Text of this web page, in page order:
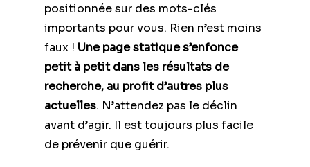
positionnée sur des mots-clés
importants pour vous. Rien n’est moins
faux ! Une page statique s’enfonce
petit à petit dans les résultats de
recherche, au profit d’autres plus
actuelles. N’attendez pas le déclin
avant d’agir. Il est toujours plus facile
de prévenir que guérir.